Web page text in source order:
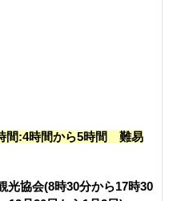
間:4時間から5時間 難易
光協会(8時30分から17時30